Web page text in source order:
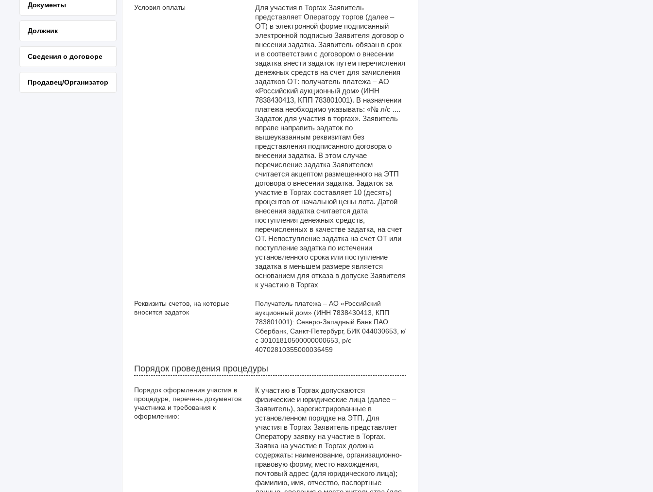
Документы
Должник
Сведения о договоре
Продавец/Организатор
Условия оплаты
Для участия в Торгах Заявитель
представляет Оператору торгов (далее –
ОТ) в электронной форме подписанный
электронной подписью Заявителя договор о
внесении задатка. Заявитель обязан в срок
и в соответствии с договором о внесении
задатка внести задаток путем перечисления
денежных средств на счет для зачисления
задатков ОТ: получатель платежа – АО
«Российский аукционный дом» (ИНН
7838430413, КПП 783801001). В назначении
платежа необходимо указывать: «№ л/с ....
Задаток для участия в торгах». Заявитель
вправе направить задаток по
вышеуказанным реквизитам без
представления подписанного договора о
внесении задатка. В этом случае
перечисление задатка Заявителем
считается акцептом размещенного на ЭТП
договора о внесении задатка. Задаток за
участие в Торгах составляет 10 (десять)
процентов от начальной цены лота. Датой
внесения задатка считается дата
поступления денежных средств,
перечисленных в качестве задатка, на счет
ОТ. Непоступление задатка на счет ОТ или
поступление задатка по истечении
установленного срока или поступление
задатка в меньшем размере является
основанием для отказа в допуске Заявителя
к участию в Торгах
Реквизиты счетов, на которые
вносится задаток
Получатель платежа – АО «Российский
аукционный дом» (ИНН 7838430413, КПП
783801001): Северо-Западный Банк ПАО
Сбербанк, Санкт-Петербург, БИК 044030653, к/
с 30101810500000000653, р/с
40702810355000036459
Порядок проведения процедуры
Порядок оформления участия в
процедуре, перечень документов
участника и требования к
оформлению:
К участию в Торгах допускаются
физические и юридические лица (далее –
Заявитель), зарегистрированные в
установленном порядке на ЭТП. Для
участия в Торгах Заявитель представляет
Оператору заявку на участие в Торгах.
Заявка на участие в Торгах должна
содержать: наименование, организационно-
правовую форму, место нахождения,
почтовый адрес (для юридического лица);
фамилию, имя, отчество, паспортные